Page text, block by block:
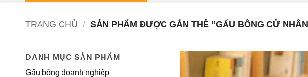
TRANG CHỦ / SẢN PHẨM ĐƯỢC GẮN THẺ “GẤU BÔNG CỬ
DANH MỤC SẢN PHẨM
Gấu bông doanh nghiệp